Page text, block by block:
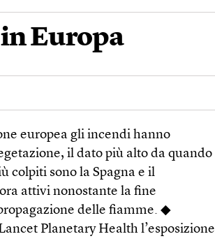
Europa
europea gli incendi hanno
il dato più alto da quando
colpiti sono la Spagna e il
attivi nonostante la fine
delle fiamme. ◆
Planetary Health l’esposizione